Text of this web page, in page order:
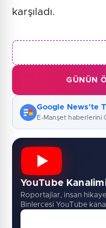
karşıladı.
GÜNÜN
Google News'te
E-Manşet haberlerini
YouTube
Roportajlar, insan
Binlercesi YouTube